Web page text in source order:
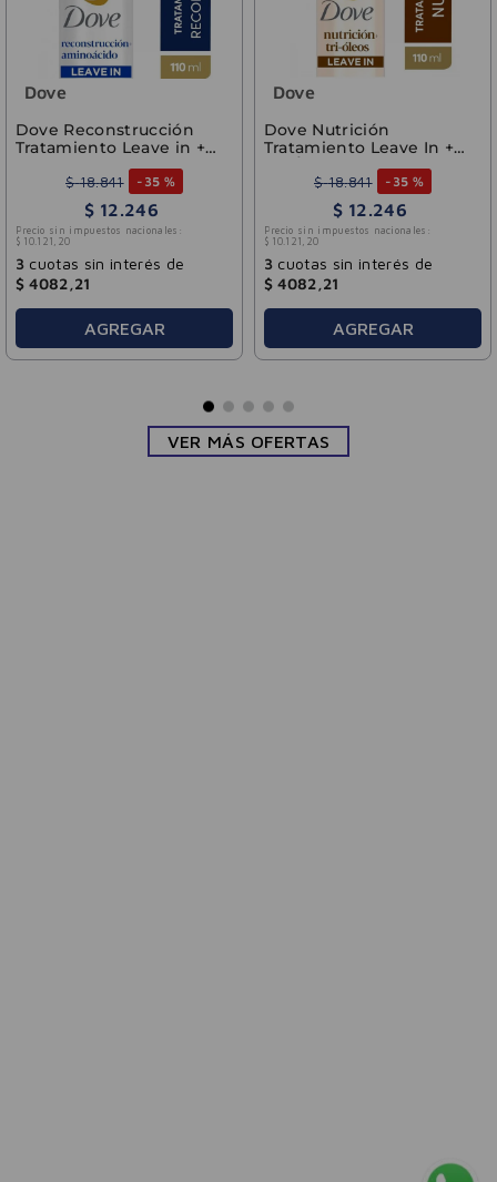
Dove
Dove Reconstrucción
Tratamiento Leave in +
Aminoácidos 110ml
$ 18.841 - 35 %
$ 12.246
Precio sin impuestos nacionales:
$ 10.121 , 20
3 cuotas sin interés de
$ 4082 21
AGREGAR
Dove
Dove Nutrición
Tratamiento Leave In +
Tri-Óleos 110 ml
$ 18.841 - 35 %
$ 12.246
Precio sin impuestos nacionales:
$ 10.121 , 20
3 cuotas sin interés de
$ 4082 21
AGREGAR
VER MÁS OFERTAS